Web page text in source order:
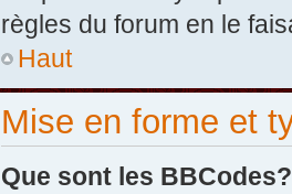
règles du forum en le
Haut
Mise en forme et
Que sont les BBCodes?